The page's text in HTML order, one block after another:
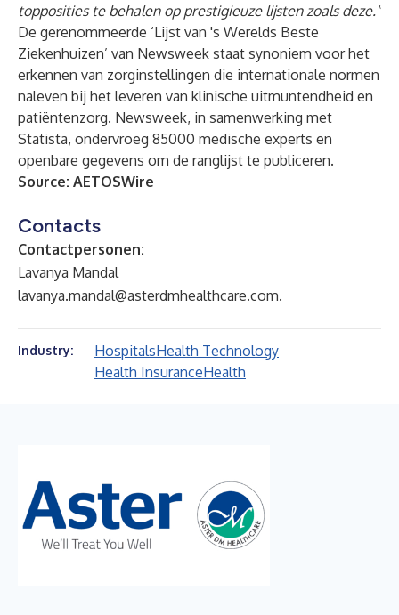
topposities te behalen op prestigieuze lijsten zoals deze."
De gerenommeerde ‘Lijst van 's Werelds Beste
Ziekenhuizen’ van Newsweek staat synoniem voor het
erkennen van zorginstellingen die internationale normen
naleven bij het leveren van klinische uitmuntendheid en
patiëntenzorg. Newsweek, in samenwerking met
Statista, ondervroeg 85000 medische experts en
openbare gegevens om de ranglijst te publiceren.
Source: AETOSWire
Contacts
Contactpersonen:
Lavanya Mandal
lavanya.mandal@asterdmhealthcare.com.
Industry: HospitalsHealth Technology
Health InsuranceHealth